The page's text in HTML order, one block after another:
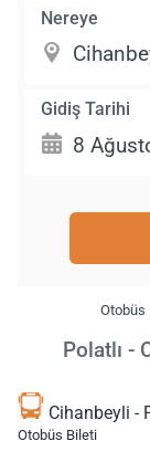
Nereye
Gidiş Tarihi
Otobüs
Polatlı -
Cihanbeyli -
Otobüs Bileti